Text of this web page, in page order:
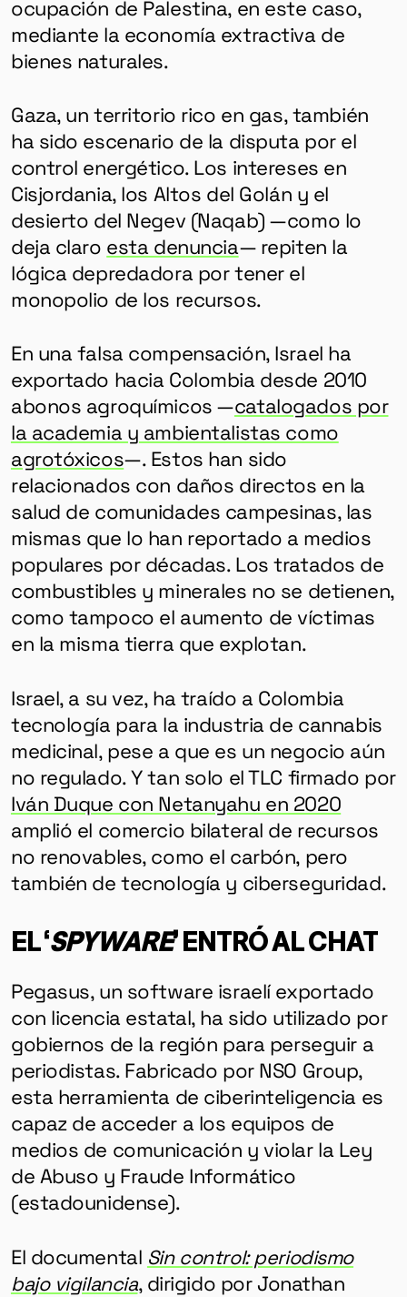
HERRAMIENTAS
SOBRE MUTANTE
DONACIONES
ESPECIALES
ocupación de Palestina, en este caso,
mediante la economía extractiva de
bienes naturales.
Gaza, un territorio rico en gas, también
ha sido escenario de la disputa por el
control energético. Los intereses en
Cisjordania, los Altos del Golán y el
desierto del Negev (Naqab) —como lo
deja claro esta denuncia— repiten la
lógica depredadora por tener el
monopolio de los recursos.
En una falsa compensación, Israel ha
exportado hacia Colombia desde 2010
abonos agroquímicos —catalogados por
la academia y ambientalistas como
agrotóxicos—. Estos han sido
relacionados con daños directos en la
salud de comunidades campesinas, las
mismas que lo han reportado a medios
populares por décadas. Los tratados de
combustibles y minerales no se detienen,
como tampoco el aumento de víctimas
en la misma tierra que explotan.
Israel, a su vez, ha traído a Colombia
tecnología para la industria de cannabis
medicinal, pese a que es un negocio aún
no regulado. Y tan solo el TLC firmado por
Iván Duque con Netanyahu en 2020
amplió el comercio bilateral de recursos
no renovables, como el carbón, pero
también de tecnología y ciberseguridad.
EL‘SPYWARE’ ENTRÓ AL CHAT
Pegasus, un software israelí exportado
con licencia estatal, ha sido utilizado por
gobiernos de la región para perseguir a
periodistas. Fabricado por NSO Group,
esta herramienta de ciberinteligencia es
capaz de acceder a los equipos de
medios de comunicación y violar la Ley
de Abuso y Fraude Informático
(estadounidense).
El documental Sin control: periodismo
bajo vigilancia, dirigido por Jonathan